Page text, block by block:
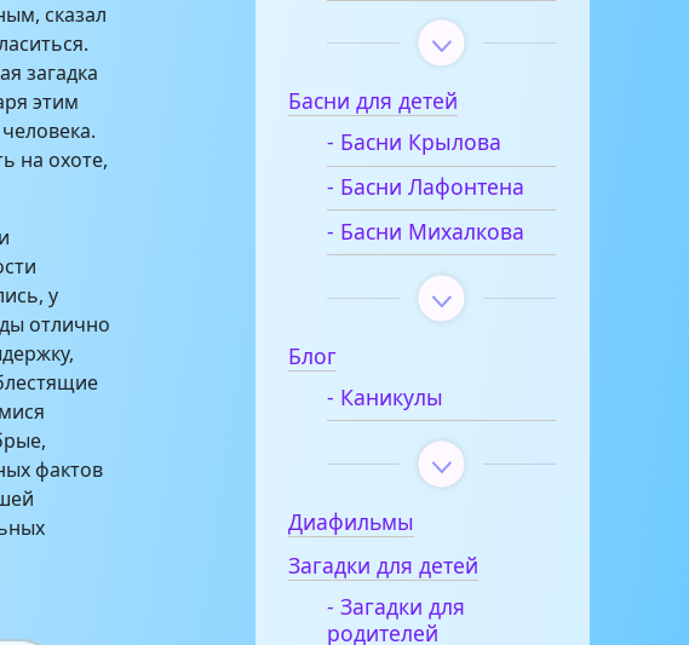
сказал
загадка
этим
на охоте,
у
отлично
фактов
Басни для детей
- Басни Крылова
- Басни Лафонтена
- Басни Михалкова
Блог
- Каникулы
Диафильмы
Загадки для детей
- Загадки для
родителей